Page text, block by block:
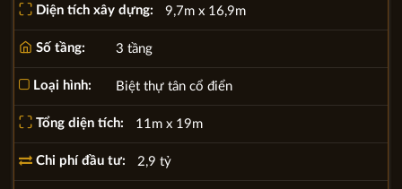
Diện tích xây dựng: 9,7m x 16,9m
Số tầng: 3 tầng
Loại hình: Biệt thự tân cổ điển
Tổng diện tích: 11m x 19m
Chi phí đầu tư: 2,9 tỷ